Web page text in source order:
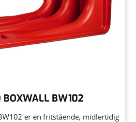
BOXWALL BW102
er en fritstående, midlertidig